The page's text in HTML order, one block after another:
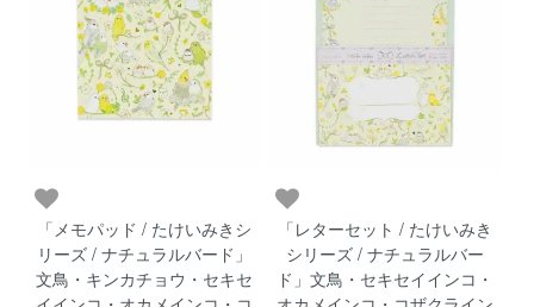
「メモパッド / たけいみきシ
リーズ / ナチュラルバード」
文鳥・キンカチョウ・セキセ
「レターセット / たけいみき
シリーズ / ナチュラルバー
ド」文鳥・セキセイインコ・